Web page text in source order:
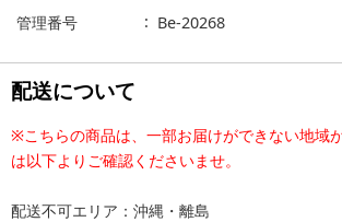
管理番号
Be-20268
配送について
※こちらの商品は、一部お届けができない地域
は以下よりご確認くださいませ。
配送不可エリア：沖縄・離島